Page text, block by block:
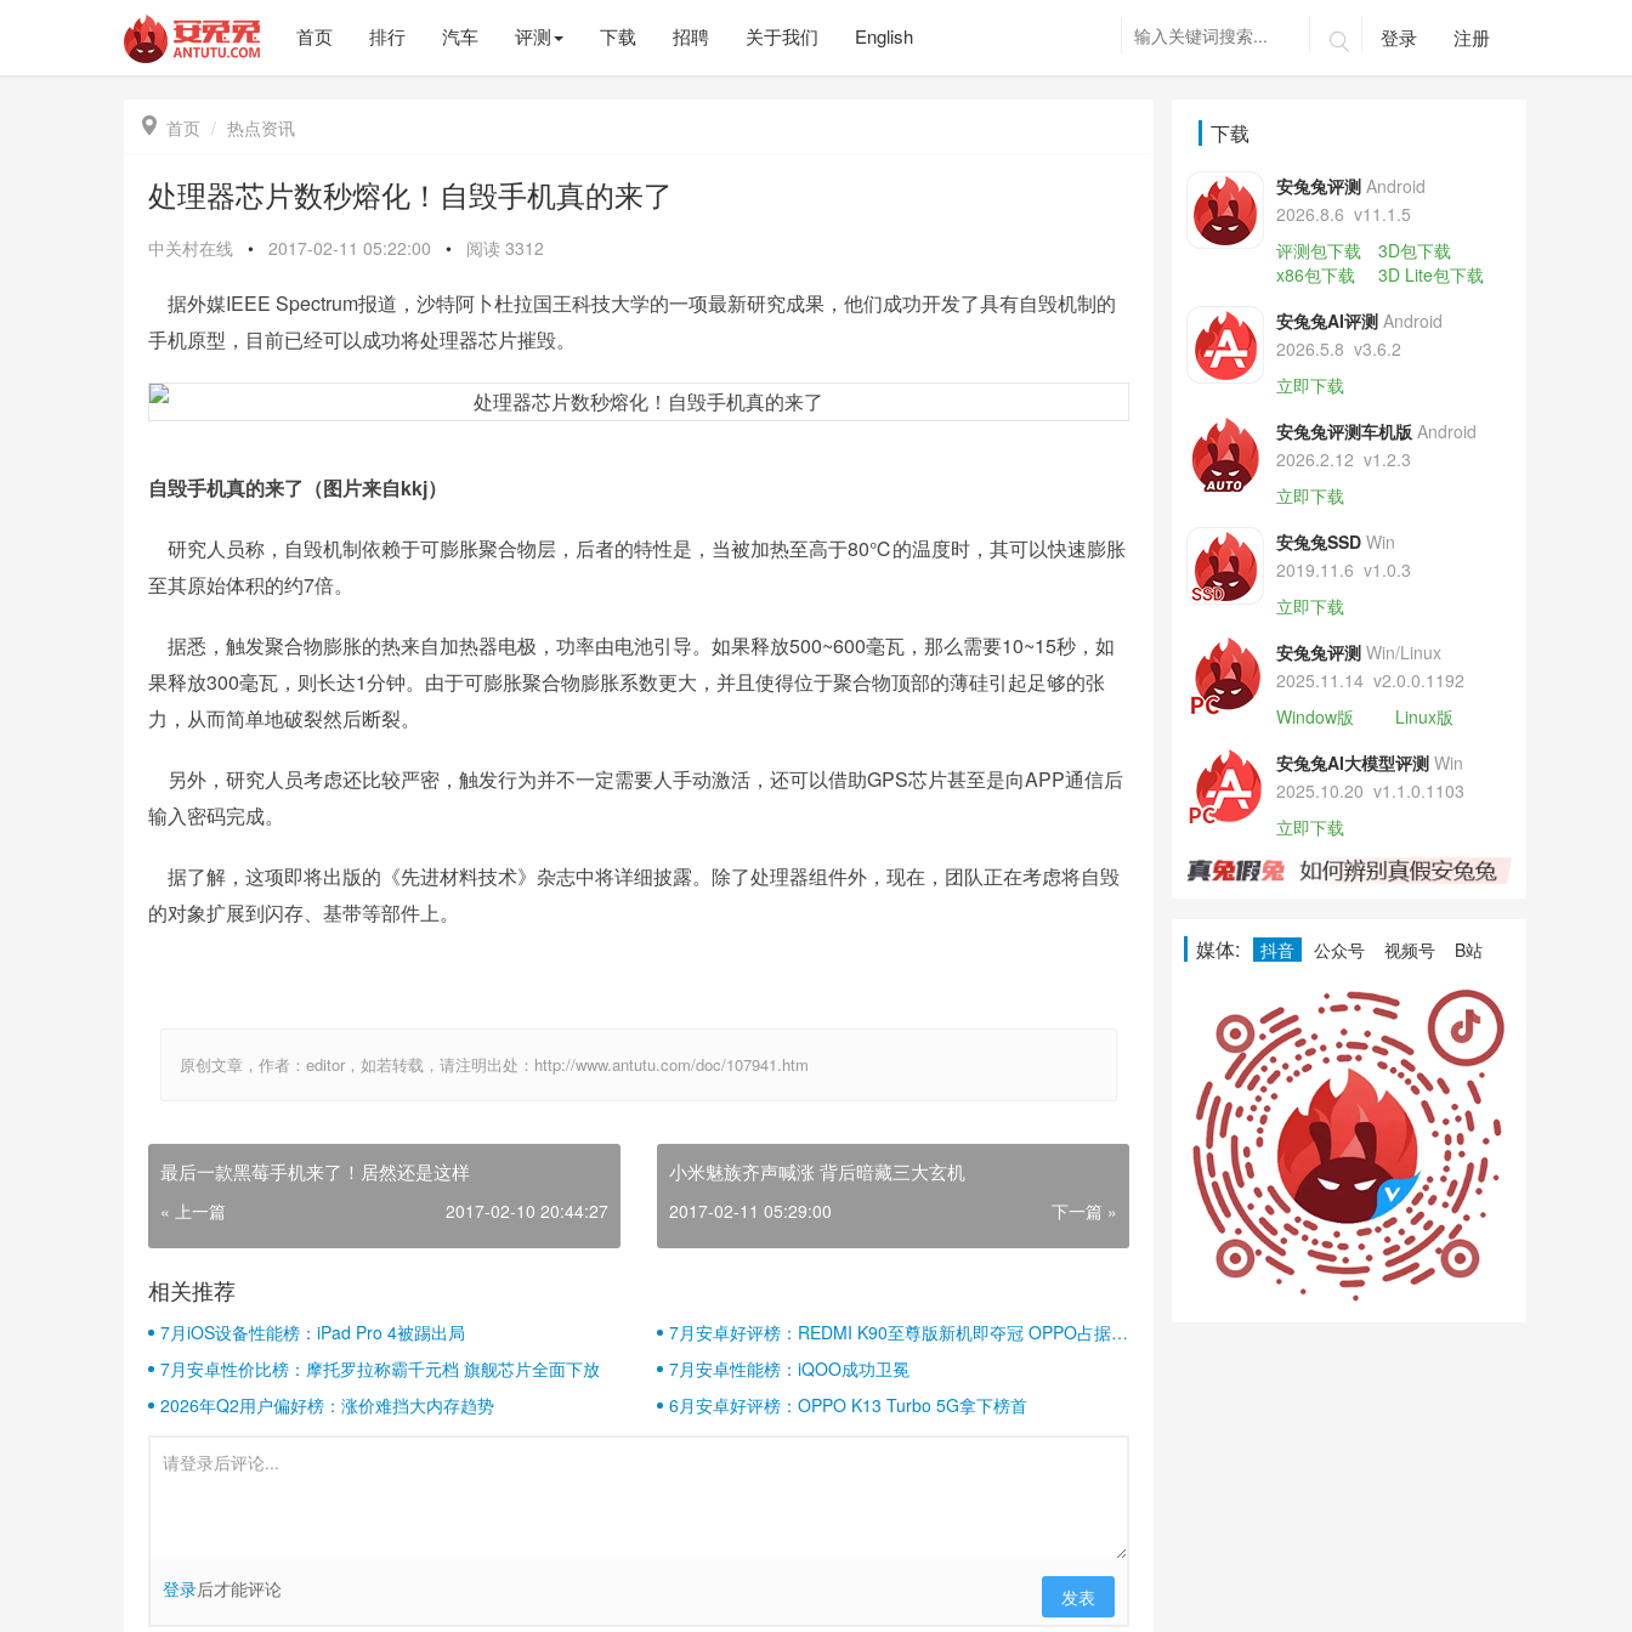
首页 排行 汽车 评测 下载 招聘 关于我们 English  登录 注册
 首页 热点资讯
处理器芯片数秒熔化！自毁手机真的来了
中关村在线 • 2017-02-11 05:22:00 • 阅读 3312
据外媒IEEE Spectrum报道，沙特阿卜杜拉国王科技大学的一项最新研究成果，他们成功开发了具有自毁机制的
手机原型，目前已经可以成功将处理器芯片摧毁。
自毁手机真的来了（图片来自kkj）
研究人员称，自毁机制依赖于可膨胀聚合物层，后者的特性是，当被加热至高于80℃的温度时，其可以快速膨胀
至其原始体积的约7倍。
据悉，触发聚合物膨胀的热来自加热器电极，功率由电池引导。如果释放500~600毫瓦，那么需要10~15秒，如
果释放300毫瓦，则长达1分钟。由于可膨胀聚合物膨胀系数更大，并且使得位于聚合物顶部的薄硅引起足够的张
力，从而简单地破裂然后断裂。
另外，研究人员考虑还比较严密，触发行为并不一定需要人手动激活，还可以借助GPS芯片甚至是向APP通信后
输入密码完成。
据了解，这项即将出版的《先进材料技术》杂志中将详细披露。除了处理器组件外，现在，团队正在考虑将自毁
的对象扩展到闪存、基带等部件上。
原创文章，作者：editor，如若转载，请注明出处：http://www.antutu.com/doc/107941.htm
最后一款黑莓手机来了！居然还是这样
« 上一篇 2017-02-10 20:44:27
小米魅族齐声喊涨 背后暗藏三大玄机
2017-02-11 05:29:00 下一篇 »
相关推荐
7月iOS设备性能榜：iPad Pro 4被踢出局
7月安卓好评榜：REDMI K90至尊版新机即夺冠 OPPO占据半
壁江山
7月安卓性价比榜：摩托罗拉称霸千元档 旗舰芯片全面下放
7月安卓性能榜：iQOO成功卫冕
2026年Q2用户偏好榜：涨价难挡大内存趋势
6月安卓好评榜：OPPO K13 Turbo 5G拿下榜首
登录后才能评论 发表
下载
安兔兔评测 Android
2026.8.6 v11.1.5
评测包下载
3D包下载
x86包下载
3D Lite包下载
安兔兔AI评测 Android
2026.5.8 v3.6.2
立即下载
安兔兔评测车机版 Android
2026.2.12 v1.2.3
立即下载
安兔兔SSD Win
2019.11.6 v1.0.3
立即下载
安兔兔评测 Win/Linux
2025.11.14 v2.0.0.1192
Window版
Linux版
安兔兔AI大模型评测 Win
2025.10.20 v1.1.0.1103
立即下载
媒体: 抖音 公众号 视频号 B站